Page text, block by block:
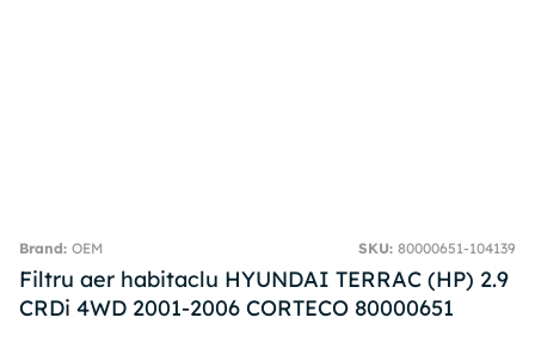
OEM SKU: 80000651-104139
Filtru aer habitaclu HYUNDAI TERRAC (HP) 2.9
CRDi 4WD 2001-2006 CORTECO 80000651